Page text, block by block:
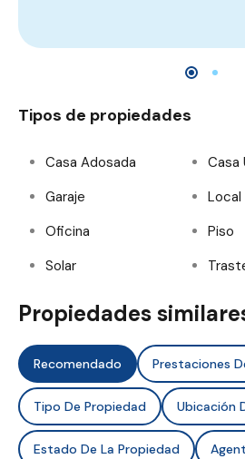
Tipos de propiedades
Casa Adosada
Casa
Garaje
Local
Oficina
Piso
Solar
Propiedades
Recomendado Prestaciones
Tipo De Propiedad Ubicación
Estado De La Propiedad